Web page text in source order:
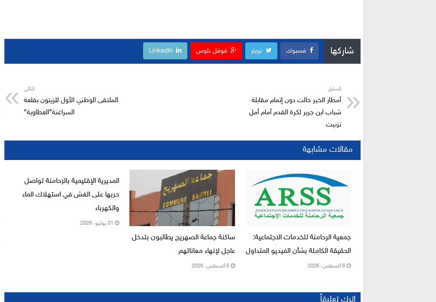
شاركها فسبوك تويتر قوقل بلوس LinkedIn
السابق
أمطار الخير حالت دون إتمام مقابلة
شباب ابن جرير لكرة القدم أمام أمل
تزنيت
التالي
الملتقى الوطني الأول للزيتون بقلعة
السراغنة”العطاوية”
مقالات مشابهة
جمعية الرحامنة للخدمات الاجتماعية:
الحقيقة الكاملة بشأن الفيديو المتداول
8 أغسطس، 2026
ساكنة جماعة الصهريج يطالبون بتدخل
عاجل لإنهاء معاناتهم
6 أغسطس، 2026
المديرية الإقليمية بالرحامنة تواصل
حربها على الغش في استهلاك الماء
والكهرباء
31 يوليو، 2026
اترك تعليقاً